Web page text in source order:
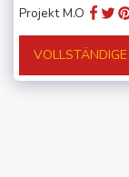
Projekt M.O